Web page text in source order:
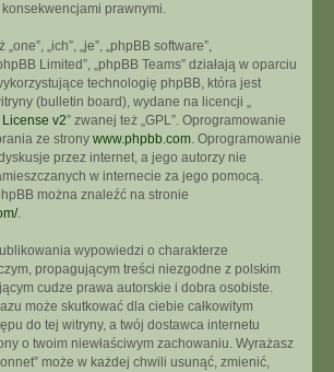
prawnymi.
„ich”, „je”, „phpBB software”,
Limited”, „phpBB Teams” działają w oparciu
technologię phpBB, która jest
(bulletin board), wydane na licencji „
v2” zwanej też „GPL”. Oprogramowanie
ze strony www.phpbb.com. Oprogramowanie
przez internet, a jego autorzy nie
w internecie za jego pomocą.
można znaleźć na stronie
.
wypowiedzi o charakterze
propagującym treści niezgodne z polskim
cudze prawa autorskie i dobra osobiste.
może skutkować dla ciebie całkowitym
do tej witryny, a twój dostawca internetu
o twoim niewłaściwym zachowaniu. Wyrażasz
może w każdej chwili usunąć, zmienić,